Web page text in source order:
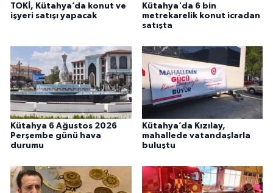
TOKİ, Kütahya’da konut ve
işyeri satışı yapacak
Kütahya'da 6 bin
metrekarelik konut icradan
satışta
Kütahya 6 Ağustos 2026
Perşembe günü hava
durumu
Kütahya’da Kızılay,
mahallede vatandaşlarla
buluştu